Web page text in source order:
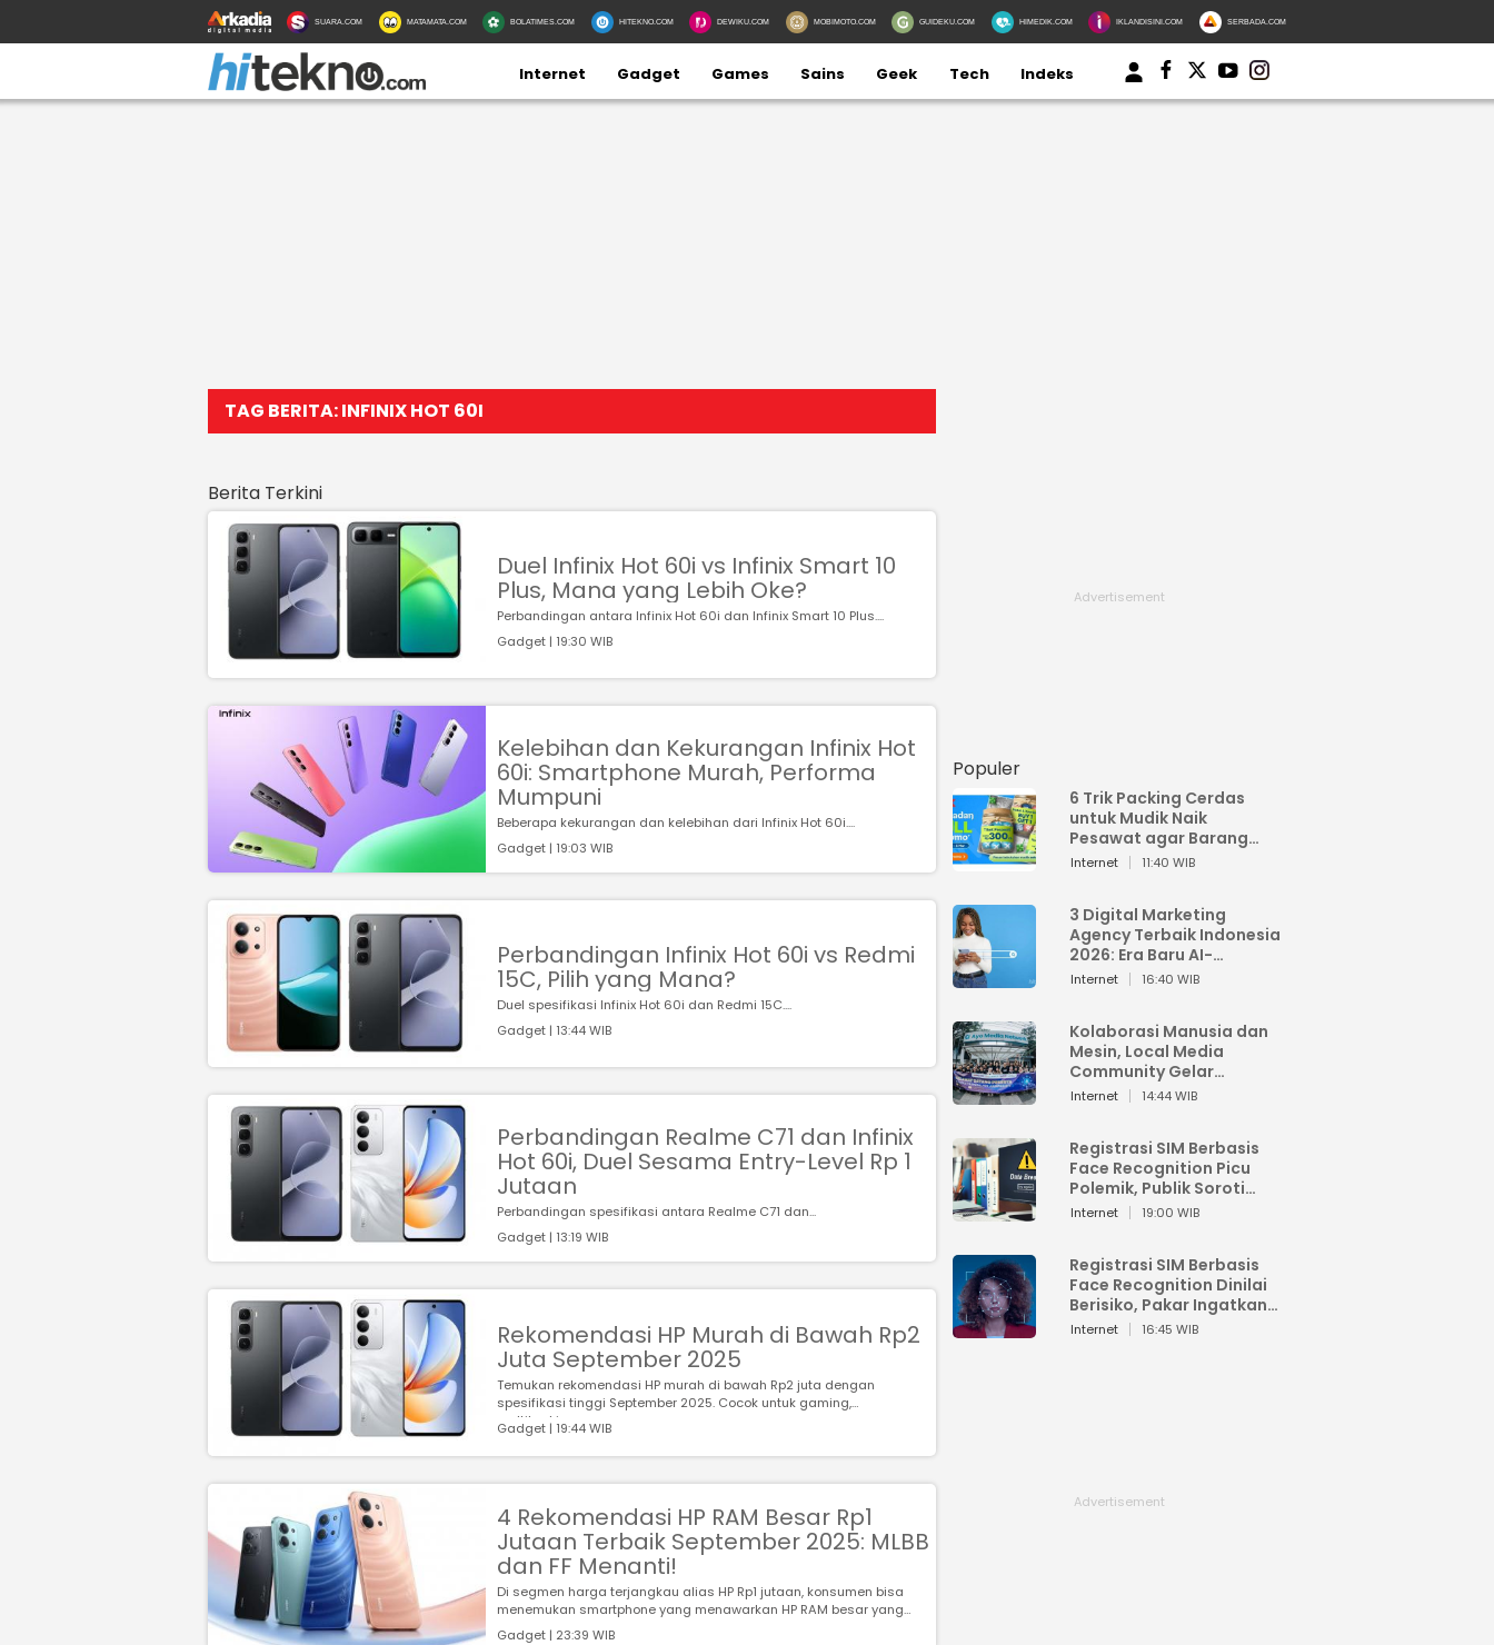
SUARA.COM MATAMATA.COM BOLATIMES.COM HITEKNO.COM DEWIKU.COM MOBIMOTO.COM GUIDEKU.COM HIMEDIK.COM IKLANDISINI.COM SERBADA.COM
Internet Gadget Games Sains Geek Tech Indeks
TAG BERITA: INFINIX HOT 60I
Berita Terkini
Duel Infinix Hot 60i vs Infinix Smart 10
Plus, Mana yang Lebih Oke?
Perbandingan antara Infinix Hot 60i dan Infinix Smart 10 Plus....
Gadget | 19:30 WIB
Kelebihan dan Kekurangan Infinix Hot
60i: Smartphone Murah, Performa
Mumpuni
Beberapa kekurangan dan kelebihan dari Infinix Hot 60i....
Gadget | 19:03 WIB
Perbandingan Infinix Hot 60i vs Redmi
15C, Pilih yang Mana?
Duel spesifikasi Infinix Hot 60i dan Redmi 15C....
Gadget | 13:44 WIB
Perbandingan Realme C71 dan Infinix
Hot 60i, Duel Sesama Entry-Level Rp 1
Jutaan
Perbandingan spesifikasi antara Realme C71 dan...
Gadget | 13:19 WIB
Rekomendasi HP Murah di Bawah Rp2
Juta September 2025
Temukan rekomendasi HP murah di bawah Rp2 juta dengan
spesifikasi tinggi September 2025. Cocok untuk gaming,
multitaskin...
Gadget | 19:44 WIB
4 Rekomendasi HP RAM Besar Rp1
Jutaan Terbaik September 2025: MLBB
dan FF Menanti!
Di segmen harga terjangkau alias HP Rp1 jutaan, konsumen bisa
menemukan smartphone yang menawarkan HP RAM besar yang
mam...
Gadget | 23:39 WIB
Populer
6 Trik Packing Cerdas
untuk Mudik Naik
Pesawat agar Barang
Tidak Over Bagasi
Internet 11:40 WIB
3 Digital Marketing
Agency Terbaik Indonesia
2026: Era Baru AI-
Powered Marketing
Internet 16:40 WIB
Kolaborasi Manusia dan
Mesin, Local Media
Community Gelar
Workshop Google AI
Internet 14:44 WIB
Registrasi SIM Berbasis
Face Recognition Picu
Polemik, Publik Soroti
Risiko Kebocoran Data
Internet 19:00 WIB
Registrasi SIM Berbasis
Face Recognition Dinilai
Berisiko, Pakar Ingatkan
Ancaman Privasi dan
Internet 16:45 WIB